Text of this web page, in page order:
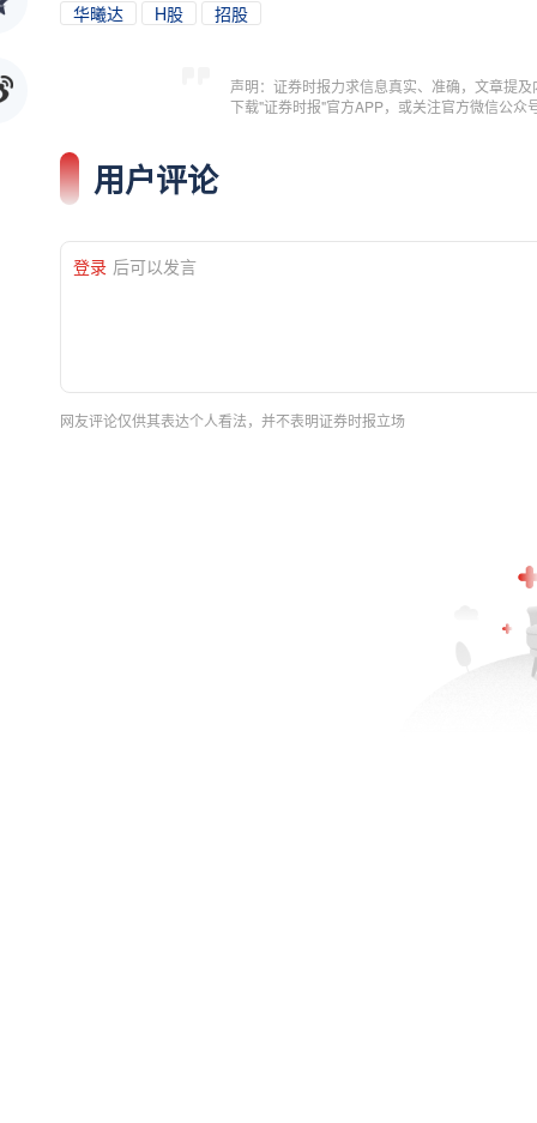
华曦达 H股 招股
声明：证券时报力求信息真实、准确，文章提
下载"证券时报"官方APP，或关注官方微信公
用户评论
登录 后可以发言
网友评论仅供其表达个人看法，并不表明证券时报立场